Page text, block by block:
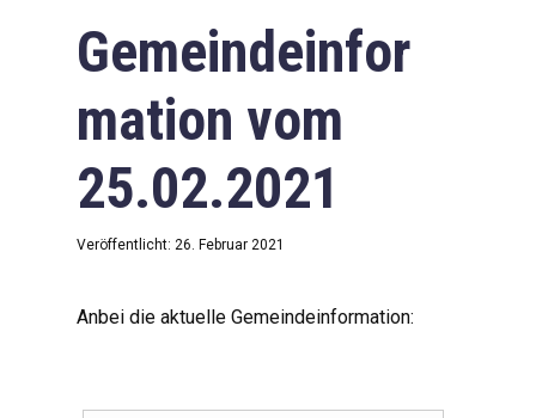
Downloads
Impressum
Datenschutzerklärung
Gemeindeinfor
mation vom
25.02.2021
Veröffentlicht: 26. Februar 2021
Anbei die aktuelle Gemeindeinformation: